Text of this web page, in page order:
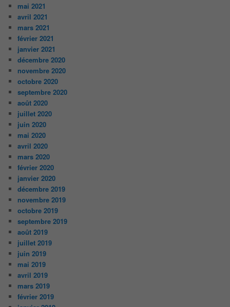
mai 2021
avril 2021
mars 2021
février 2021
janvier 2021
décembre 2020
novembre 2020
octobre 2020
septembre 2020
août 2020
juillet 2020
juin 2020
mai 2020
avril 2020
mars 2020
février 2020
janvier 2020
décembre 2019
novembre 2019
octobre 2019
septembre 2019
août 2019
juillet 2019
juin 2019
mai 2019
avril 2019
mars 2019
février 2019